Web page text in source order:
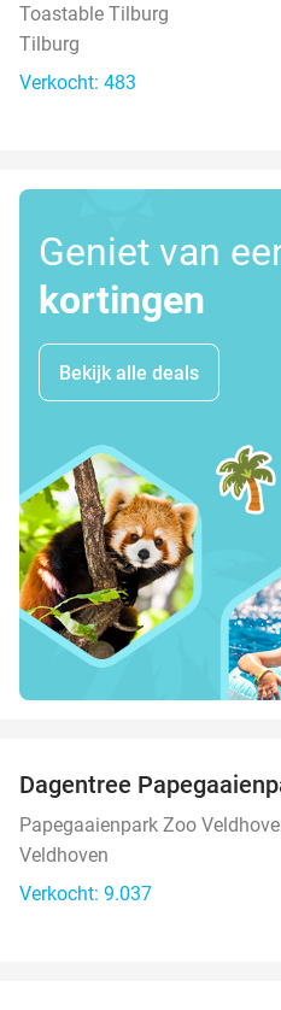
Toastable Tilburg
Tilburg
Verkocht: 483
Geniet van
kortingen
Bekijk alle deals
Dagentree
Papegaaienpark Zoo
Veldhoven
Verkocht: 9.037